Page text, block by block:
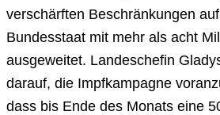
verschärften Beschränkungen
Bundesstaat mit mehr als acht
ausgeweitet. Landeschefin
darauf, die Impfkampagne
dass bis Ende des Monats eine